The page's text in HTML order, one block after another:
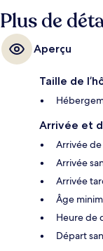
Plus de
Aperçu
Taille de
Arrivée et
Arrivée de
Arrivée
Arrivée
Âge
Heure de
Départ